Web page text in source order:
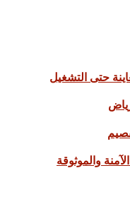
حتى التشغيل
والموثوقة